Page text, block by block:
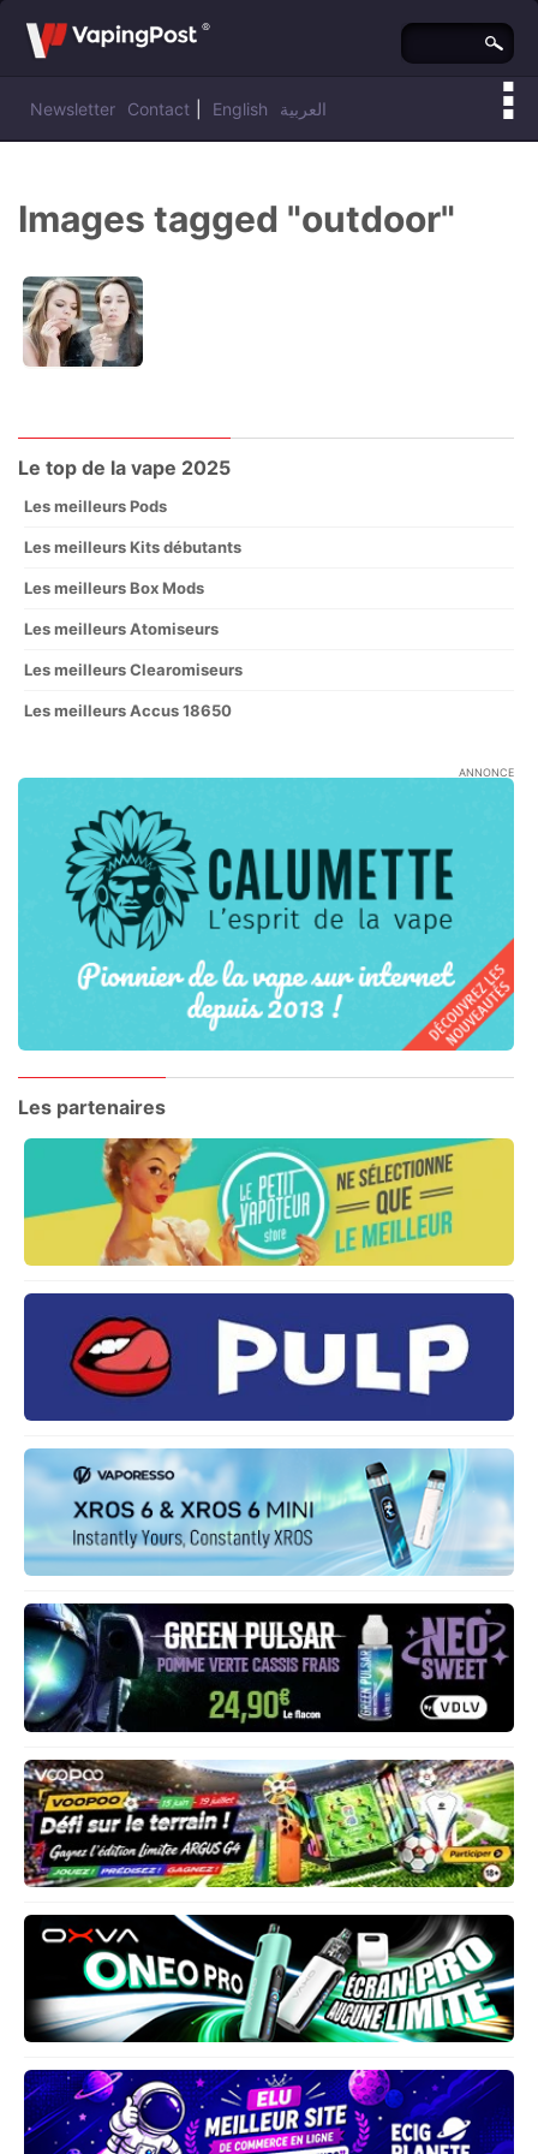
Newsletter Contact English العربية
Vous êtes ici :Vaping Post»
Images tagged "outdoor"
Le top de la vape 2025
Les meilleurs Pods
Les meilleurs Kits débutants
Les meilleurs Box Mods
Les meilleurs Atomiseurs
Les meilleurs Clearomiseurs
Les meilleurs Accus 18650
ANNONCE
Les partenaires